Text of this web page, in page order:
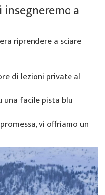
insegneremo a
riprendere a sciare
di lezioni private al
una facile pista blu
vi offriamo un